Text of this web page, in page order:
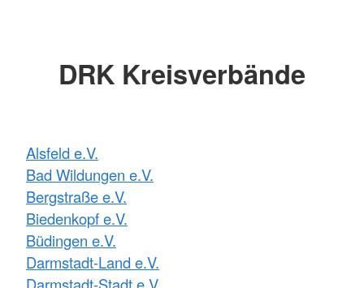
DRK Kreisverbände
Alsfeld e.V.
Bad Wildungen e.V.
Bergstraße e.V.
Biedenkopf e.V.
Büdingen e.V.
Darmstadt-Land e.V.
Darmstadt-Stadt e.V.